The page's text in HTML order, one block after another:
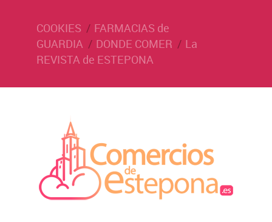
COOKIES
FARMACIAS de
GUARDIA
DONDE COMER
La
REVISTA de ESTEPONA